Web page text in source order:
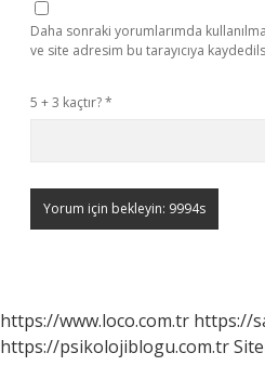
Daha sonraki yorumlarımda
ve site adresim bu tarayıcıya
5 + 3 kaçtır?*
https://www.loco.com.tr https://
https://psikolojiblogu.com.tr